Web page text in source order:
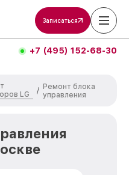
Записаться
+7 (495) 152-68-30
LG
/ Ремонт блока
управления